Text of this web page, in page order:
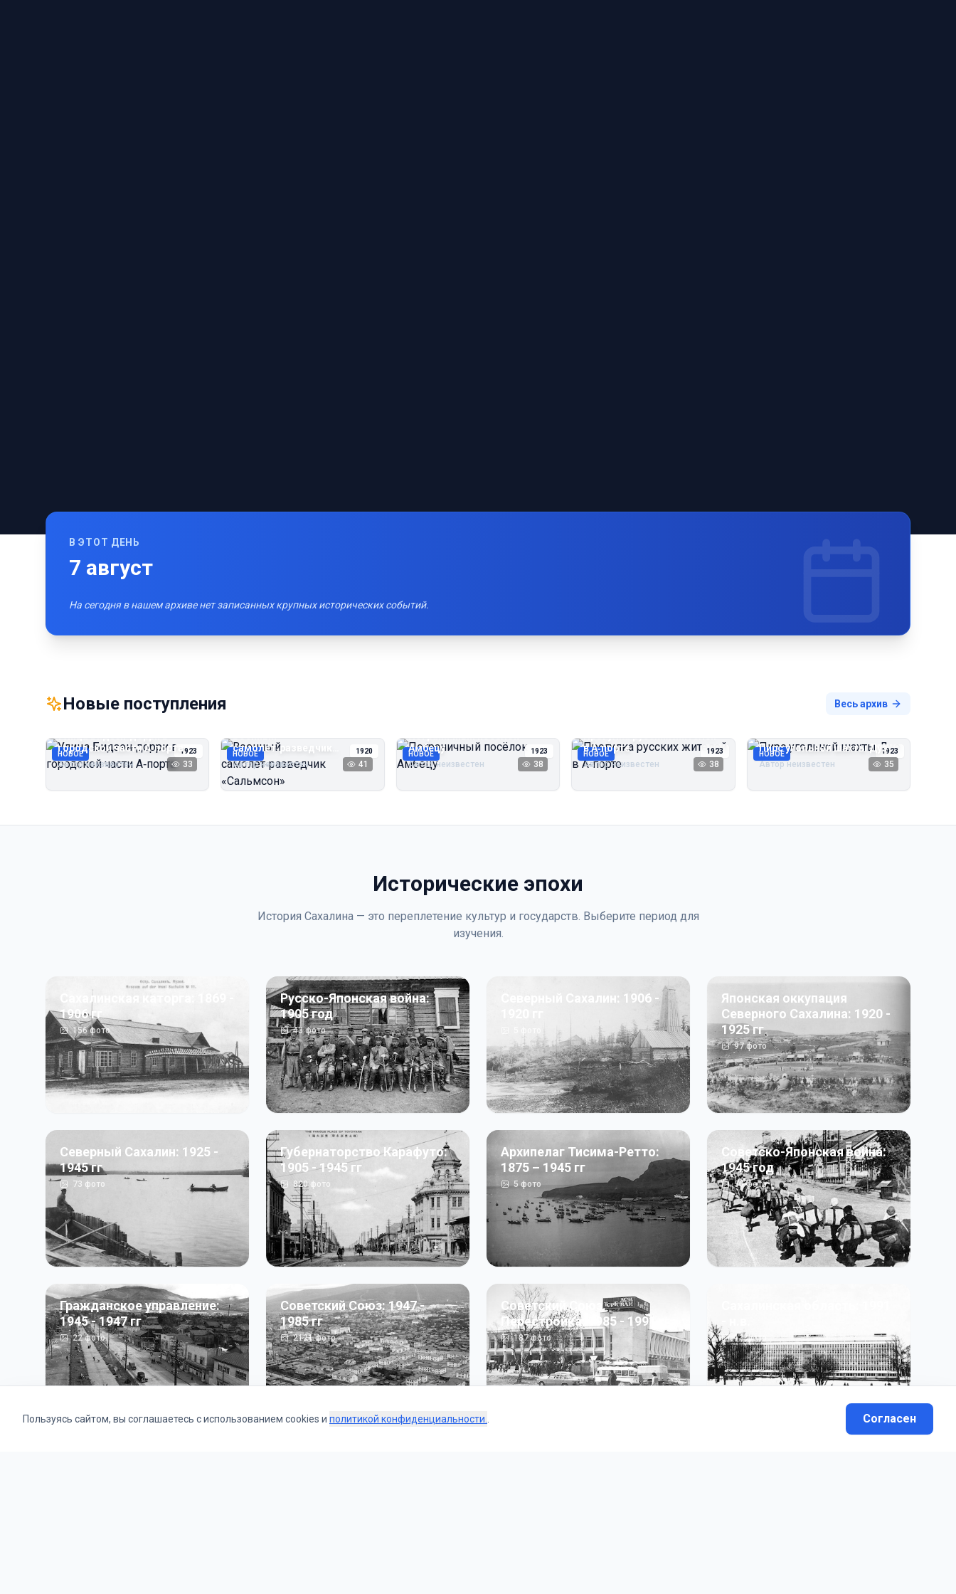
В ЭТОТ ДЕНЬ
7 август
На сегодня в нашем архиве нет записанных крупных исторических событий.
Новые поступления Весь архив
НОВОЕ 1923
Улица Бидзэн‑дорри в
городской части А‑порта
Автор неизвестен 33
НОВОЕ 1920
Военный
самолёт‑разведчик
«Сальмсон»
Автор неизвестен 41
НОВОЕ 1923
Пограничный посёлок
Амбецу
Автор неизвестен 38
НОВОЕ 1923
Прогулка русских жителей
в А‑порте
Автор неизвестен 38
НОВОЕ 1923
Пирс угольной шахты Дуэ
Автор неизвестен 35
Исторические эпохи
История Сахалина — это переплетение культур и государств. Выберите период для
изучения.
Сахалинская каторга: 1869 -
1906 гг
156фото
Русско-Японская война:
1905 год
43фото
Северный Сахалин: 1906 -
Японская оккупация
Северного Сахалина: 1920 -
1925 гг
97фото
Северный Сахалин: 1925 -
1945 гг
73 фото
Губернаторство Карафуто:
1905 - 1945 гг
820фото
Архипелаг Тисима-Ретто:
1875 – 1945 гг
5фото
Советско-Японская война:
1945 год
50фото
Гражданское управление:
1945 - 1947 гг
22фото
Советский Союз: 1947 -
1985 гг
2121фото
Советский Союз.
Перестройка: 1985 - 1991 гг
187фото 13фото
Пользуясь сайтом, вы соглашаетесь с использованием cookies и политикой конфиденциальности. Согласен